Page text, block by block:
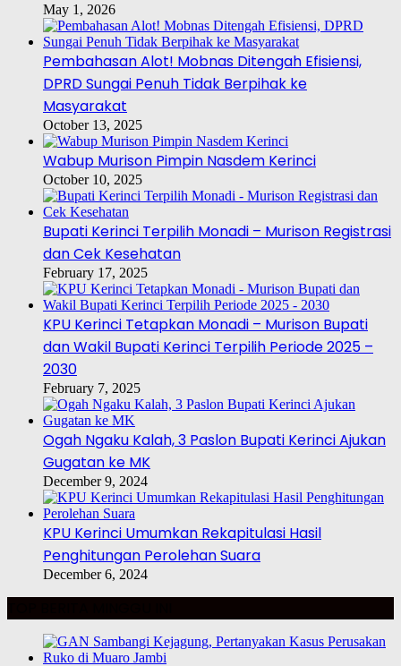
May 1, 2026
Pembahasan Alot! Mobnas Ditengah Efisiensi,
DPRD Sungai Penuh Tidak Berpihak ke
Masyarakat
October 13, 2025
Wabup Murison Pimpin Nasdem Kerinci
October 10, 2025
Bupati Kerinci Terpilih Monadi – Murison Registrasi
dan Cek Kesehatan
February 17, 2025
KPU Kerinci Tetapkan Monadi – Murison Bupati
dan Wakil Bupati Kerinci Terpilih Periode 2025 –
2030
February 7, 2025
Ogah Ngaku Kalah, 3 Paslon Bupati Kerinci Ajukan
Gugatan ke MK
December 9, 2024
KPU Kerinci Umumkan Rekapitulasi Hasil
Penghitungan Perolehan Suara
December 6, 2024